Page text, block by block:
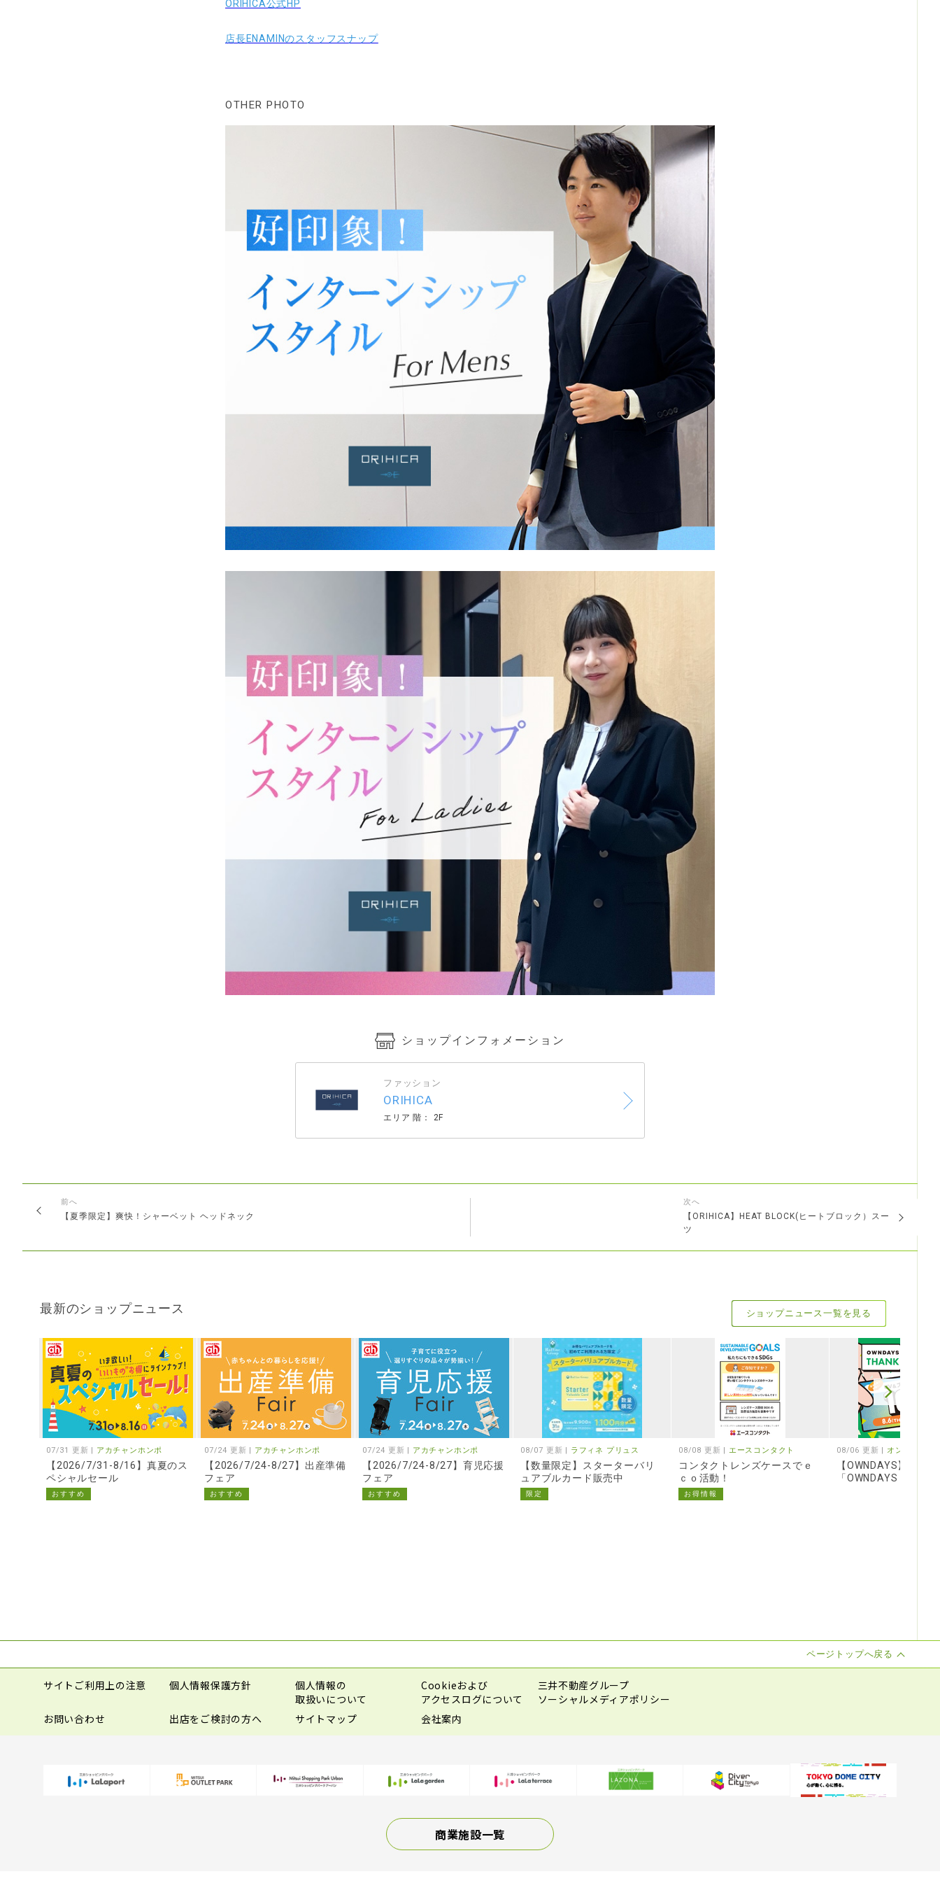
ORIHICA公式HP
店長ENAMINのスタッフスナップ
OTHER PHOTO
ショップインフォメーション
ファッション
ORIHICA
エリア 階： 2F
前へ
【夏季限定】爽快！シャーベット ヘッドネック
次へ
【ORIHICA】HEAT BLOCK(ヒートブロック）スー
ツ
最新のショップニュース ショップニュース一覧を見る
07/31 更新 | アカチャンホンポ
【2026/7/31-8/16】真夏のス
ペシャルセール
おすすめ
07/24 更新 | アカチャンホンポ
【2026/7/24-8/27】出産準備
フェア
おすすめ
07/24 更新 | アカチャンホンポ
【2026/7/24-8/27】育児応援
フェア
おすすめ
08/07 更新 | ラフィネ プリュス
【数量限定】スターターバリ
ュアブルカード販売中
限定
08/08 更新 | エースコンタクト
コンタクトレンズケースでｅ
ｃｏ活動！
お得情報
08/06 更新 | オンデーズ
【OWNDAYS】感謝
「OWNDAYS THANK
ページトップへ戻る
サイトご利用上の注意 個人情報保護方針
個人情報の
取扱いについて
Cookieおよび
アクセスログについて
三井不動産グループ
ソーシャルメディアポリシー
お問い合わせ
出店をご検討の方へ サイトマップ 会社案内
商業施設一覧